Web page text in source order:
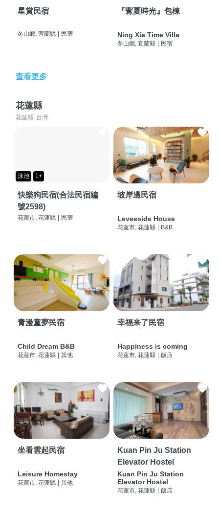
星賞民宿
冬山鄉, 宜蘭縣 民宿
『寗夏時光』包棟
Ning Xia Time Villa
冬山鄉, 宜蘭縣 民宿
查看更多
花蓮縣
花蓮縣, 台灣
泳池 1+
快樂狗民宿(合法民宿編
號2598)
花蓮市, 花蓮縣 民宿
坡岸邊民宿
Leveeside House
花蓮市, 花蓮縣 B&B
青漫童夢民宿
Child Dream B&B
花蓮市, 花蓮縣 其他
幸福来了民宿
Happiness is coming
花蓮市, 花蓮縣 飯店
坐看雲起民宿
Leisure Homestay
花蓮市, 花蓮縣 其他
Kuan Pin Ju Station
Elevator Hostel
Kuan Pin Ju Station
Elevator Hostel
花蓮市, 花蓮縣 飯店